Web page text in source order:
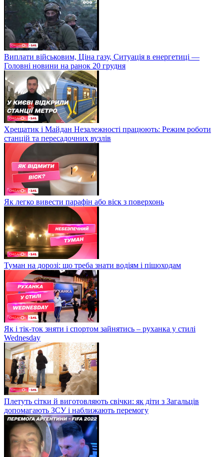
Виплати військовим, Ціна газу, Ситуація в енергетиці —
Головні новини на ранок 20 грудня
Хрещатик і Майдан Незалежності працюють: Режим роботи
станцій та пересадочних вузлів
Як легко вивести парафін або віск з поверхонь
Туман на дорозі: що треба знати водіям і пішоходам
Як і тік-ток зняти і спортом зайнятись – руханка у стилі
Wednesday
Плетуть сітки й виготовляють свічки: як діти з Загальців
допомагають ЗСУ і наближають перемогу